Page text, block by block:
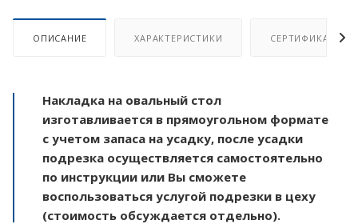
ОПИСАНИЕ ХАРАКТЕРИСТИКИ СЕРТИФИКАТ
Накладка на овальный стол
изготавливается в прямоугольном формате
с учетом запаса на усадку, после усадки
подрезка осуществляется самостоятельно
по инструкции или Вы сможете
воспользоваться услугой подрезки в цеху
(стоимость обсуждается отдельно).